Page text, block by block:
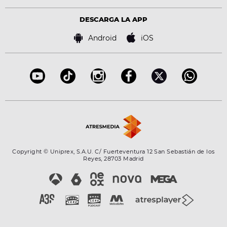
Virales
Bases de concursos
DESCARGA LA APP
Android iOS
Copyright © Uniprex, S.A.U. C/ Fuerteventura 12 San Sebastián de los
Reyes, 28703 Madrid